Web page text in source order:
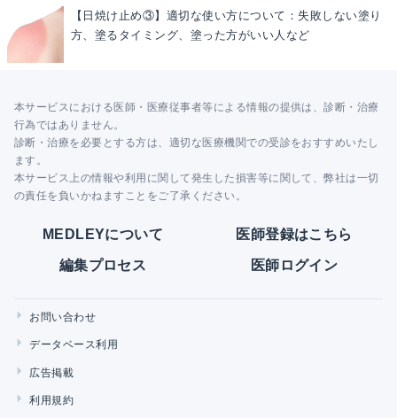
【日焼け止め③】適切な使い方について：失敗しない塗り
方、塗るタイミング、塗った方がいい人など
本サービスにおける医師・医療従事者等による情報の提供は、診断・治療
行為ではありません。
診断・治療を必要とする方は、適切な医療機関での受診をおすすめいたし
ます。
本サービス上の情報や利用に関して発生した損害等に関して、弊社は一切
の責任を負いかねますことをご了承ください。
MEDLEYについて 医師登録はこちら
編集プロセス 医師ログイン
お問い合わせ
データベース利用
広告掲載
利用規約